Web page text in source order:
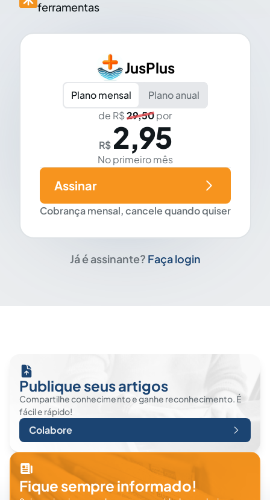
ferramentas
JusPlus
Plano mensal
Plano anual
de R$29,50por
R$ 2,95
No primeiro mês
Cobrança mensal, cancele quando quiser
Assinar
Já é assinante? Faça login
Publique seus artigos
Compartilhe conhecimento e ganhe reconhecimento. É
fácil e rápido!
Colabore
Fique sempre informado!